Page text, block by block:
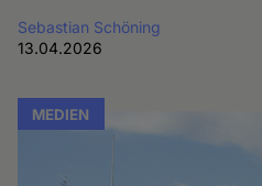
Sebastian Schöning
13.04.2026
MEDIEN